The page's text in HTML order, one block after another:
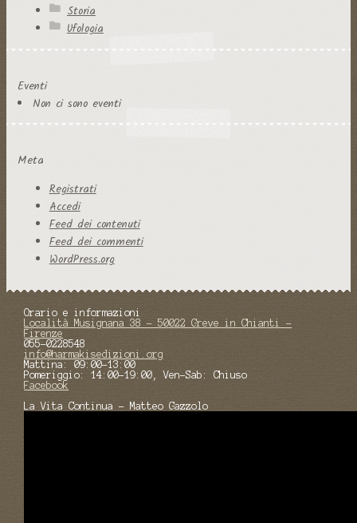
Storia
Ufologia
Eventi
Non ci sono eventi
Meta
Registrati
Accedi
Feed dei contenuti
Feed dei commenti
WordPress.org
Orario e informazioni
Località Musignana 38 - 50022 Greve in Chianti -
Firenze
055-0228548
info@harmakisedizioni.org
Mattina: 09:00-13:00
Pomeriggio: 14:00-19:00, Ven-Sab: Chiuso
Facebook
La Vita Continua - Matteo Gazzolo